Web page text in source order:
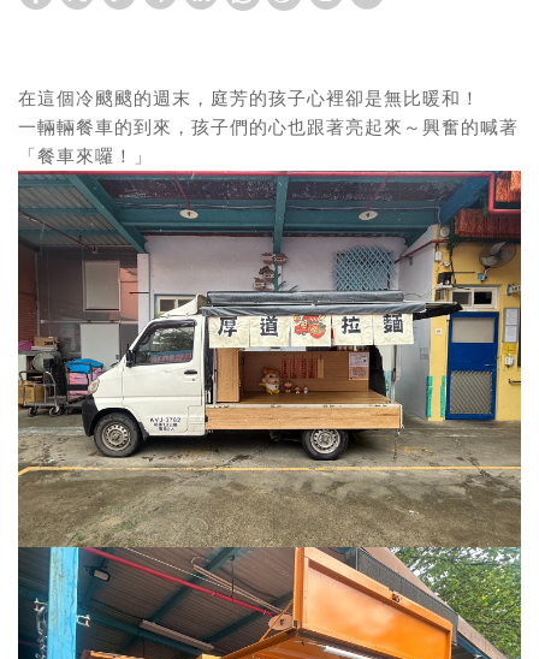
在這個冷颼颼的週末，庭芳的孩子心裡卻是無比暖和！
一輛輛餐車的到來，孩子們的心也跟著亮起來～興奮的喊著
「餐車來囉！」